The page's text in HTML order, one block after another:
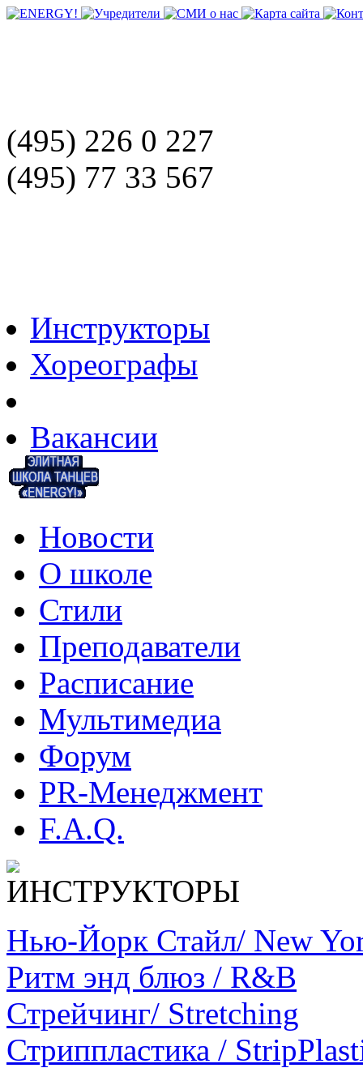
(495) 226 0 227
(495) 77 33 567
Инструкторы
Хореографы
Вакансии
Новости
О школе
Стили
Преподаватели
Расписание
Мультимедиа
Форум
PR-Менеджмент
F.A.Q.
Нью-Йорк Стайл/ New
Ритм энд блюз / R&B
Стрейчинг/ Stretching
Стриппластика /